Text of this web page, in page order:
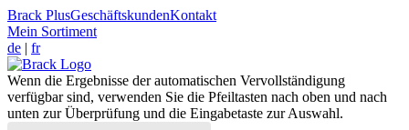
Brack PlusGeschäftskundenKontakt
Mein Sortiment
de | fr
Wenn die Ergebnisse der automatischen Vervollständigung
verfügbar sind, verwenden Sie die Pfeiltasten nach oben und nach
unten zur Überprüfung und die Eingabetaste zur Auswahl.